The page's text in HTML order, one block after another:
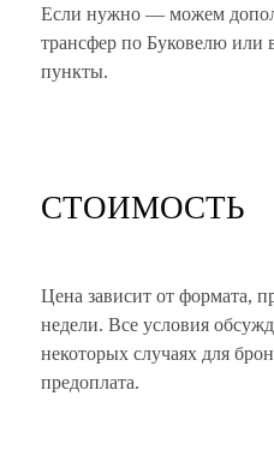
Если нужно — можем
трансфер по Буковелю или
пункты.
СТОИМОСТЬ
Цена зависит от формата,
недели. Все условия
некоторых случаях для
предоплата.